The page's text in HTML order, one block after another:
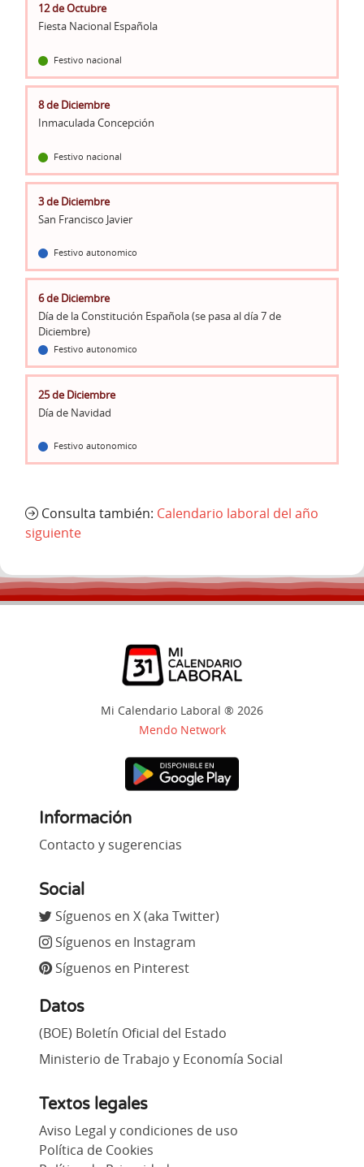
12 de Octubre
Fiesta Nacional Española
Festivo nacional
8 de Diciembre
Inmaculada Concepción
Festivo nacional
3 de Diciembre
San Francisco Javier
Festivo autonomico
6 de Diciembre
Día de la Constitución Española (se pasa al día 7 de
Diciembre)
Festivo autonomico
25 de Diciembre
Día de Navidad
Festivo autonomico
Consulta también: Calendario laboral del año
siguiente
Mi Calendario Laboral ® 2026
Mendo Network
Información
Contacto y sugerencias
Social
Síguenos en X (aka Twitter)
Síguenos en Instagram
Síguenos en Pinterest
Datos
(BOE) Boletín Oficial del Estado
Ministerio de Trabajo y Economía Social
Textos legales
Aviso Legal y condiciones de uso
Política de Cookies